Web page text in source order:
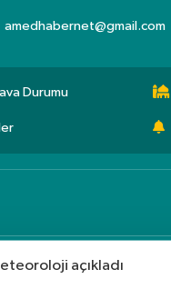
amedhabernet@gmail.com
Durumu
açıkladı